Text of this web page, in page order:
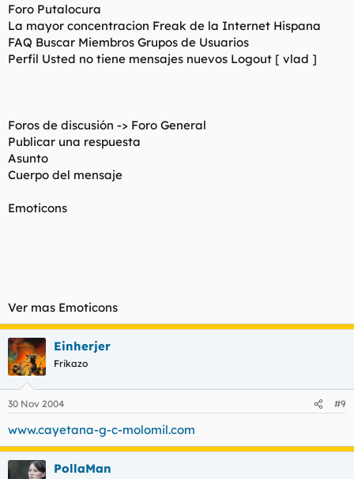
Foro Putalocura
La mayor concentracion Freak de la Internet Hispana
FAQ Buscar Miembros Grupos de Usuarios
Perfil Usted no tiene mensajes nuevos Logout [ vlad ]
Foros de discusión -> Foro General
Publicar una respuesta
Asunto
Cuerpo del mensaje
Emoticons
Ver mas Emoticons
Einherjer
Frikazo
30 Nov 2004 #9
www.cayetana-g-c-molomil.com
PollaMan